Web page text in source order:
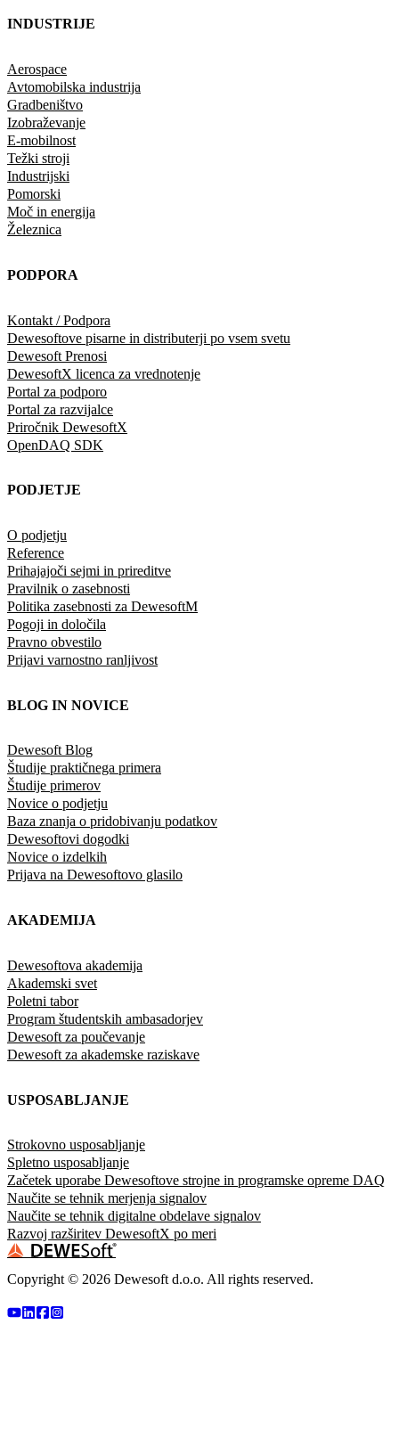
INDUSTRIJE
Aerospace
Avtomobilska industrija
Gradbeništvo
Izobraževanje
E-mobilnost
Težki stroji
Industrijski
Pomorski
Moč in energija
Železnica
PODPORA
Kontakt / Podpora
Dewesoftove pisarne in distributerji po vsem svetu
Dewesoft Prenosi
DewesoftX licenca za vrednotenje
Portal za podporo
Portal za razvijalce
Priročnik DewesoftX
OpenDAQ SDK
PODJETJE
O podjetju
Reference
Prihajajoči sejmi in prireditve
Pravilnik o zasebnosti
Politika zasebnosti za DewesoftM
Pogoji in določila
Pravno obvestilo
Prijavi varnostno ranljivost
BLOG IN NOVICE
Dewesoft Blog
Študije praktičnega primera
Študije primerov
Novice o podjetju
Baza znanja o pridobivanju podatkov
Dewesoftovi dogodki
Novice o izdelkih
Prijava na Dewesoftovo glasilo
AKADEMIJA
Dewesoftova akademija
Akademski svet
Poletni tabor
Program študentskih ambasadorjev
Dewesoft za poučevanje
Dewesoft za akademske raziskave
USPOSABLJANJE
Strokovno usposabljanje
Spletno usposabljanje
Začetek uporabe Dewesoftove strojne in programske opreme DAQ
Naučite se tehnik merjenja signalov
Naučite se tehnik digitalne obdelave signalov
Razvoj razširitev DewesoftX po meri
Copyright © 2026 Dewesoft d.o.o. All rights reserved.